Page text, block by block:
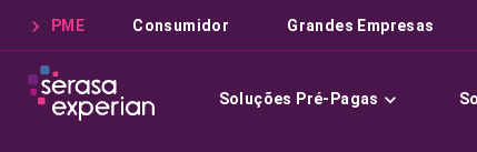
PME Consumidor Grandes Empresas
Soluções Pré-Pagas